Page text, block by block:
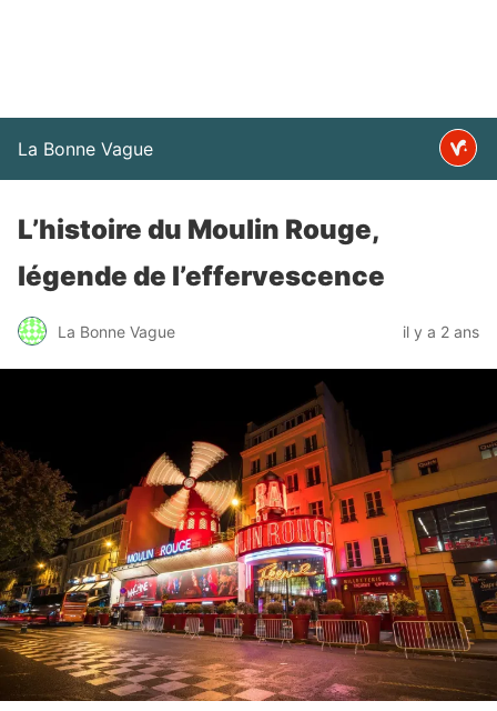
La Bonne Vague
L’histoire du Moulin Rouge,
légende de l’effervescence
La Bonne Vague il y a 2 ans